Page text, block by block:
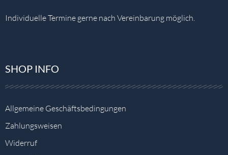
Individuelle Termine gerne nach Vereinbarung möglich.
SHOP INFO
Allgemeine Geschäftsbedingungen
Zahlungsweisen
Widerruf